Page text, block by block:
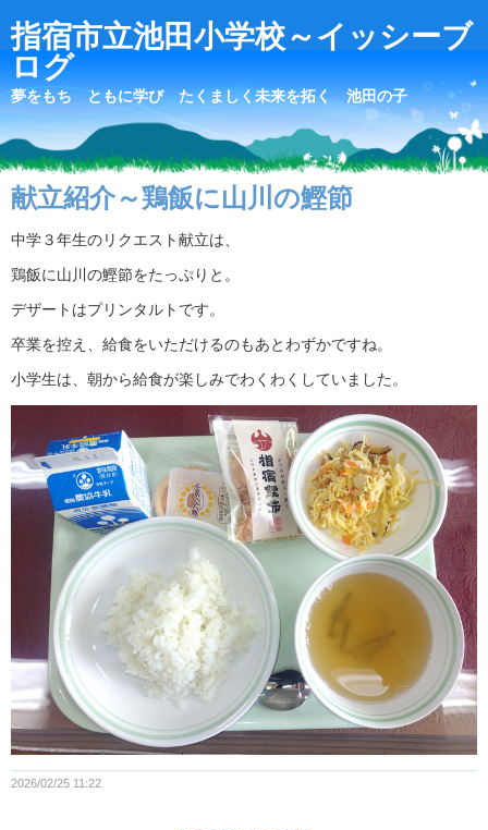
指宿市立池田小学校～イッシーブ
ログ
夢をもち ともに学び たくましく未来を拓く 池田の子
献立紹介～鶏飯に山川の鰹節
中学３年生のリクエスト献立は、
鶏飯に山川の鰹節をたっぷりと。
デザートはプリンタルトです。
卒業を控え、給食をいただけるのもあとわずかですね。
小学生は、朝から給食が楽しみでわくわくしていました。
2026/02/25 11:22